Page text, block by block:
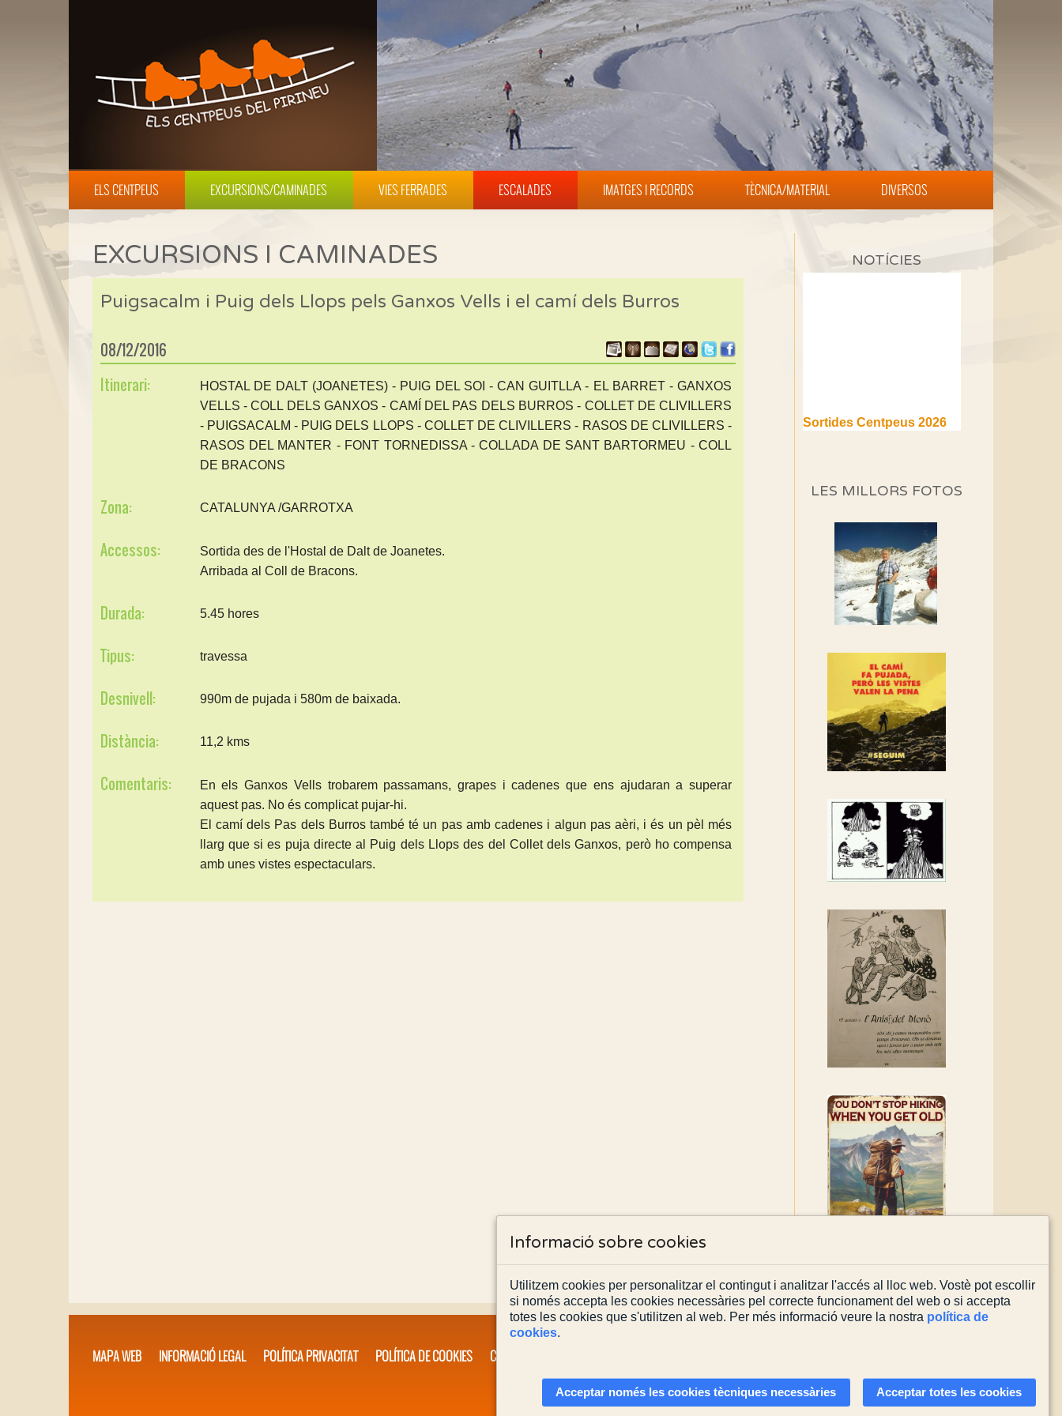
ELS CENTPEUS EXCURSIONS/CAMINADES VIES FERRADES ESCALADES IMATGES I RECORDS TÈCNICA/MATERIAL DIVERSOS
EXCURSIONS I CAMINADES
Puigsacalm i Puig dels Llops pels Ganxos Vells i el camí dels Burros
08/12/2016
Itinerari:
HOSTAL DE DALT (JOANETES) - PUIG DEL SOI - CAN GUITLLA - EL BARRET - GANXOS
VELLS - COLL DELS GANXOS - CAMÍ DEL PAS DELS BURROS - COLLET DE CLIVILLERS
- PUIGSACALM - PUIG DELS LLOPS - COLLET DE CLIVILLERS - RASOS DE CLIVILLERS -
RASOS DEL MANTER - FONT TORNEDISSA - COLLADA DE SANT BARTORMEU - COLL
DE BRACONS
Zona: CATALUNYA /GARROTXA
Accessos:
Sortida des de l'Hostal de Dalt de Joanetes.
Arribada al Coll de Bracons.
Durada: 5.45 hores
Tipus: travessa
Desnivell: 990m de pujada i 580m de baixada.
Distància: 11,2 kms
Comentaris:
En els Ganxos Vells trobarem passamans, grapes i cadenes que ens ajudaran a superar
aquest pas. No és complicat pujar-hi.
El camí dels Pas dels Burros també té un pas amb cadenes i algun pas aèri, i és un pèl més
llarg que si es puja directe al Puig dels Llops des del Collet dels Ganxos, però ho compensa
amb unes vistes espectaculars.
NOTÍCIES
(1a part)
Si no podem caminar,
alguna cosa hem de fer...
Els Centpeus signen el
Manifest a favor dels
Camins Vells
associació adhereix-te al
manifest!
Rebem un diploma dels
Amics de Sant Aniol
d'Aguja
Els Centpeus estem
recuperació del refugi i de
l'entorn de Sant Aniol
LES MILLORS FOTOS
MAPA WEB INFORMACIÓ LEGAL POLÍTICA PRIVACITAT POLÍTICA DE COOKIES CONTACTA'NS
Actualitzada el08/08/2026
Informació sobre cookies
Utilitzem cookies per personalitzar el contingut i analitzar l'accés al lloc web. Vostè pot escollir
si només accepta les cookies necessàries pel correcte funcionament del web o si accepta
totes les cookies que s'utilitzen al web. Per més informació veure la nostra política de
cookies.
Acceptar només les cookies tècniques necessàries Acceptar totes les cookies